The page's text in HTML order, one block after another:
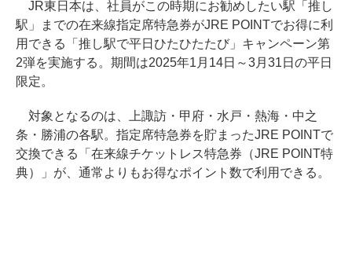
JR東日本は、社員がこの時期にお勧めしたい駅「推し
駅」までの在来線指定席特急券がJRE POINTでお得に利
用できる「推し駅で平日ひたひたたび」キャンペーン第
2弾を実施する。期間は2025年1月14日～3月31日の平日
限定。
対象となるのは、上諏訪・甲府・水戸・熱海・中之
条・勝浦の各駅。指定席特急券を貯まったJRE POINTで
交換できる「在来線チケットレス特急券（JRE POINT特
典）」が、通常よりもお得なポイント数で利用できる。